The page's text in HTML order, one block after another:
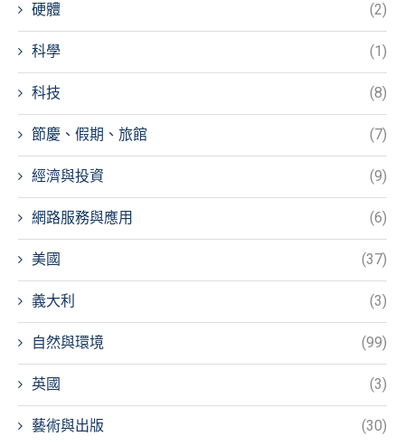
硬體 (2)
科學 (1)
科技 (8)
節慶、假期、旅館 (7)
經濟與投資 (9)
網路服務與應用 (6)
美國 (37)
義大利 (3)
自然與環境 (99)
英國 (3)
藝術與出版 (30)